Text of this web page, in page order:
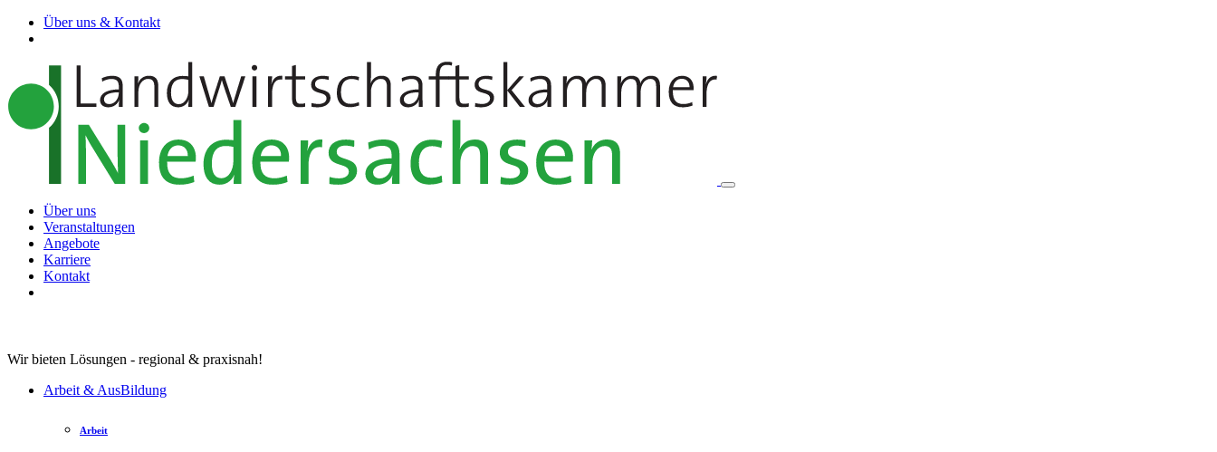
Über uns & Kontakt
Über uns
Veranstaltungen
Angebote
Karriere
Kontakt
Wir bieten Lösungen - regional & praxisnah!
Arbeit & AusBildung
Arbeit